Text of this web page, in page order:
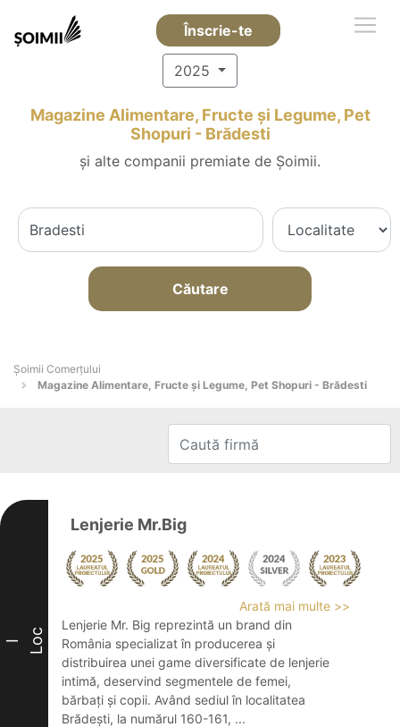
Înscrie-te
2025
Magazine Alimentare, Fructe și Legume, Pet
Shopuri - Brădesti
și alte companii premiate de Șoimii.
Căutare
Șoimii Comerțului
Magazine Alimentare, Fructe și Legume, Pet Shopuri - Brădesti
I Loc
Lenjerie Mr.Big
Arată mai multe >>
Lenjerie Mr. Big reprezintă un brand din
România specializat în producerea și
distribuirea unei game diversificate de lenjerie
intimă, deservind segmentele de femei,
bărbați și copii. Având sediul în localitatea
Brădești, la numărul 160-161, ...